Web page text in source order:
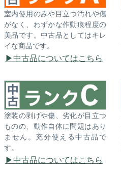
室内使用のみや目立つ汚れや傷
がなく、わずかな作動痕程度の
美品です。中古品としてはキレ
イな商品です。
中古品についてはこちら
塗装の剥げや傷、劣化が目立つ
ものの、動作自体に問題はあり
ません。充分使える中古品で
す。
中古品についてはこちら